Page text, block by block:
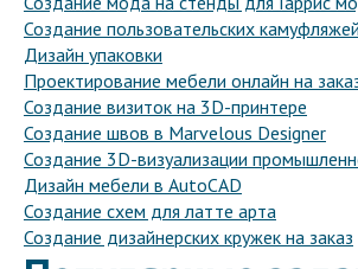
Создание пользовательских
Дизайн упаковки
Проектирование мебели онлайн на
Создание визиток на 3D-принтере
Создание швов в Marvelous Designer
Создание 3D-визуализации
Дизайн мебели в AutoCAD
Создание схем для латте арта
Создание дизайнерских кружек на заказ